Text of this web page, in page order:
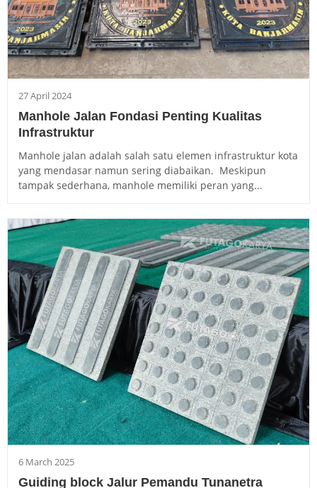
27 April 2024
Manhole Jalan Fondasi Penting Kualitas
Infrastruktur
Manhole jalan adalah salah satu elemen infrastruktur kota
yang mendasar namun sering diabaikan. Meskipun
tampak sederhana, manhole memiliki peran yang...
6 March 2025
Guiding block Jalur Pemandu Tunanetra